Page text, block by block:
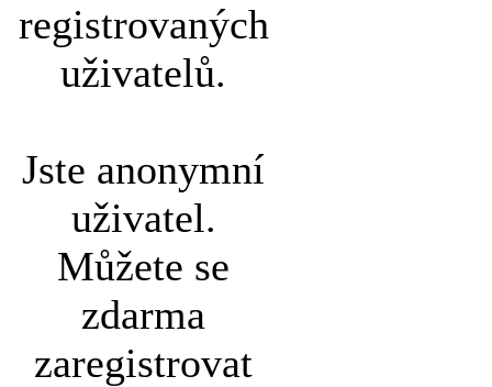
registrovaných
uživatelů.
Jste anonymní
uživatel.
Můžete se
zdarma
zaregistrovat